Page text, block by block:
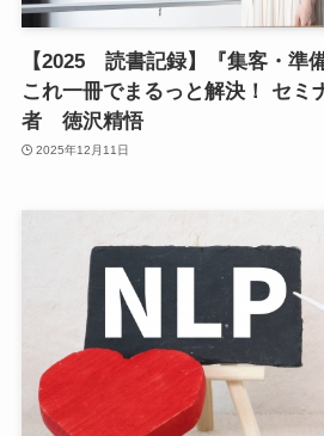
【2025 読書記録】『集客・準
これ一冊でまるっと解決！ セミ
者 徳沢精悟
2025年12月11日